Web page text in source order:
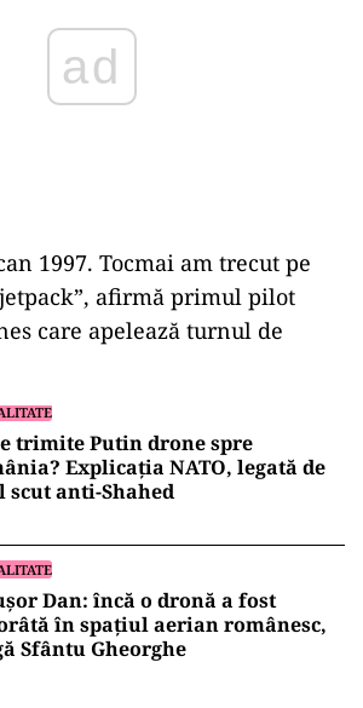
1997. Tocmai am trecut pe
afirmă primul pilot
care apelează turnul de
trimite Putin drone spre
Explicația NATO, legată de
scut anti-Shahed
Dan: încă o dronă a fost
în spațiul aerian românesc,
Sfântu Gheorghe